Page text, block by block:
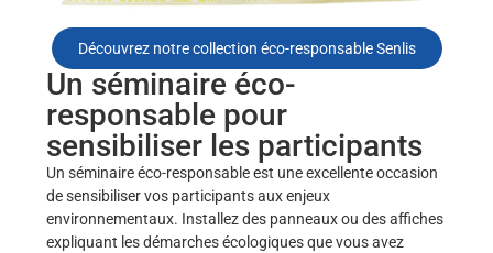
Découvrez notre collection éco-responsable Senlis
Un séminaire éco-
responsable pour
sensibiliser les participants
Un séminaire éco-responsable est une excellente occasion
de sensibiliser vos participants aux enjeux
environnementaux. Installez des panneaux ou des affiches
expliquant les démarches écologiques que vous avez